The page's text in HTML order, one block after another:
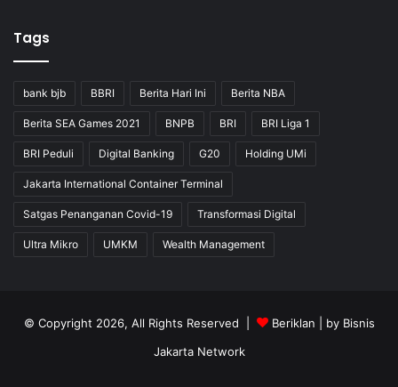
Tags
bank bjb BBRI Berita Hari Ini Berita NBA
Berita SEA Games 2021 BNPB BRI BRI Liga 1
BRI Peduli Digital Banking G20 Holding UMi
Jakarta International Container Terminal
Satgas Penanganan Covid-19 Transformasi Digital
Ultra Mikro UMKM Wealth Management
© Copyright 2026, All Rights Reserved | Beriklan | by Bisnis
Jakarta Network